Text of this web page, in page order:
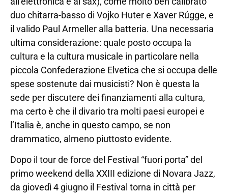
duo chitarra-basso di Vojko Huter e Xaver Rúgge, e
il valido Paul Armeller alla batteria. Una necessaria
ultima considerazione: quale posto occupa la
cultura e la cultura musicale in particolare nella
piccola Confederazione Elvetica che si occupa delle
spese sostenute dai musicisti? Non è questa la
sede per discutere dei finanziamenti alla cultura,
ma certo è che il divario tra molti paesi europei e
l’Italia è, anche in questo campo, se non
drammatico, almeno piuttosto evidente.
Dopo il tour de force del Festival “fuori porta” del
primo weekend della XXIII edizione di Novara Jazz,
da giovedì 4 giugno il Festival torna in città per